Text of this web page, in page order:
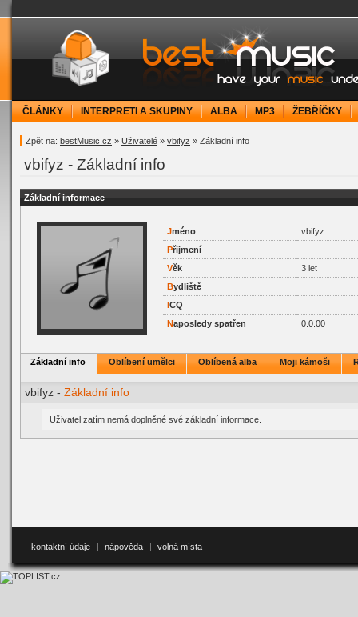
bestMusic.cz - Have your music under
ČLÁNKY INTERPRETI A SKUPINY ALBA MP3 ŽEBŘÍČKY
Zpět na: bestMusic.cz » Uživatelé » vbifyz » Základní info
vbifyz - Základní info
Základní informace
Jméno
vbifyz
Přijmení
Věk
3 let
Bydliště
ICQ
Naposledy spatřen 0.0.00
Základní info Oblíbení umělci Oblíbená alba Moji kámoši
vbifyz - Základní info
Uživatel zatím nemá doplněné své základní informace.
kontaktní údaje | nápověda | volná místa